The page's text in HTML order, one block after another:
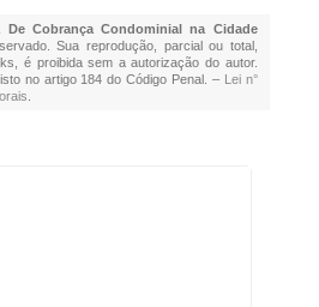
De Cobrança Condominial na Cidade
Sua reprodução, parcial ou total,
é proibida sem a autorização do autor.
no artigo 184 do Código Penal. – Lei n°